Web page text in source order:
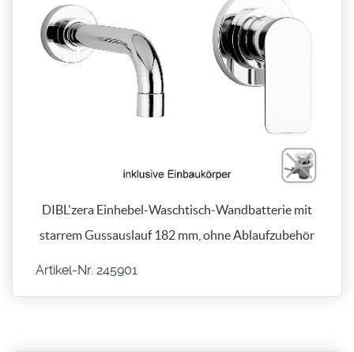
DIBL'zera Einhebel-Waschtisch-Wandbatterie mit
starrem Gussauslauf 182 mm, ohne Ablaufzubehör
Artikel-Nr. 245901